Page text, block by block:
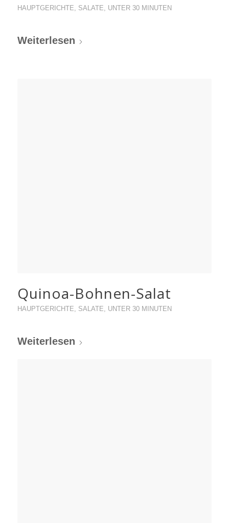
HAUPTGERICHTE SALATE UNTER 30 MINUTEN
Weiterlesen
Quinoa-Bohnen-Salat
HAUPTGERICHTE SALATE UNTER 30 MINUTEN
Weiterlesen